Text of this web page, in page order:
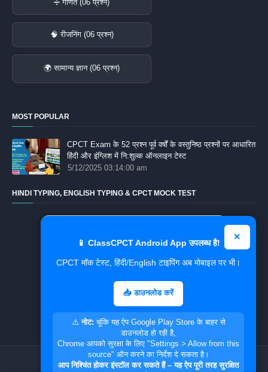
×
📱 ClassCPCT Android App उपलब्ध है!
CPCT मॉक टेस्ट, हिंदी/English टाइपिंग अब मोबाइल पर भी।
📥 डाउनलोड करें
⚠️नोट: चूंकि यह ऐप Google Play Store के बाहर से
डाउनलोड हो रही है,
Chrome आपको सुरक्षा के लिए "Settings > Allow from this
source" ऑन करने का निर्देश दे सकता है।
आप निश्चिंत होकर इंस्टॉल कर सकते हैं – यह ऐप पूरी तरह सुरक्षित
➗ गणित (06 प्रश्न)
🧠 रीजनिंग (06 प्रश्न)
🌍 सामान्य ज्ञान (06 प्रश्न)
MOST POPULAR
CPCT Exam के 52 प्रश्‍न पूर्व वर्षों के वस्तुनिष्ठ प्रश्नों पर आधारित
हिंदी और इंग्लिश में नि:शुल्क ऑनलाइन टेस्‍ट
5/12/2025 03:14:00 am
HINDI TYPING, ENGLISH TYPING & CPCT MOCK TEST
Hindi Typing Test
✍️
English Typing Test
Home About Contact Us
Disclaimer